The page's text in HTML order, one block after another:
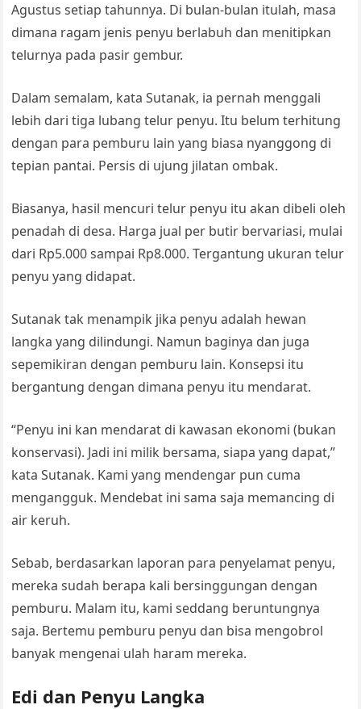
Agustus setiap tahunnya. Di bulan-bulan itulah, masa
dimana ragam jenis penyu berlabuh dan menitipkan
telurnya pada pasir gembur.
Dalam semalam, kata Sutanak, ia pernah menggali
lebih dari tiga lubang telur penyu. Itu belum terhitung
dengan para pemburu lain yang biasa nyanggong di
tepian pantai. Persis di ujung jilatan ombak.
Biasanya, hasil mencuri telur penyu itu akan dibeli oleh
penadah di desa. Harga jual per butir bervariasi, mulai
dari Rp5.000 sampai Rp8.000. Tergantung ukuran telur
penyu yang didapat.
Sutanak tak menampik jika penyu adalah hewan
langka yang dilindungi. Namun baginya dan juga
sepemikiran dengan pemburu lain. Konsepsi itu
bergantung dengan dimana penyu itu mendarat.
“Penyu ini kan mendarat di kawasan ekonomi (bukan
konservasi). Jadi ini milik bersama, siapa yang dapat,”
kata Sutanak. Kami yang mendengar pun cuma
mengangguk. Mendebat ini sama saja memancing di
air keruh.
Sebab, berdasarkan laporan para penyelamat penyu,
mereka sudah berapa kali bersinggungan dengan
pemburu. Malam itu, kami seddang beruntungnya
saja. Bertemu pemburu penyu dan bisa mengobrol
banyak mengenai ulah haram mereka.
Edi dan Penyu Langka